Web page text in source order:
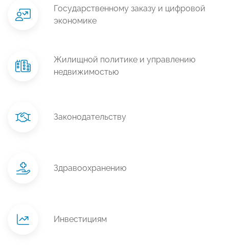
Государственному заказу и цифровой
экономике
Жилищной политике и управлению
недвижимостью
Законодательству
Здравоохранению
Инвестициям